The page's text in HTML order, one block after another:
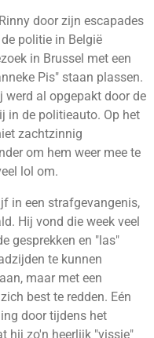
door zijn escapades
politie in België
in Brussel met een
Pis" staan plassen.
al opgepakt door de
in de politieauto. Op het
zachtzinnig
om hem weer mee te
lol om.
in een strafgevangenis,
Hij vond die week veel
gesprekken en "las"
te kunnen
maar met een
best te redden. Eén
door tijdens het
hij zo'n heerlijk "vissie"